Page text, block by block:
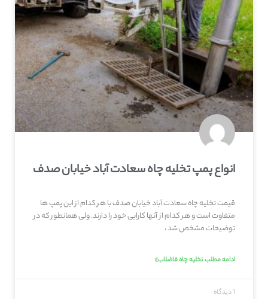
انواع پمپ تخلیه چاه سعادت آباد خیابان صدف
قیمت تخلیه چاه سعادت آباد خیابان صدف با هر کدام از این پمپ ها
متفاوت است و هر کدام از آنها کارایی خود را دارند. ولی همانطور که در
توضیحات مشخص شد ،
ادامه مطلب تخلیه چاه فاضلاب»
1 دیدگاه